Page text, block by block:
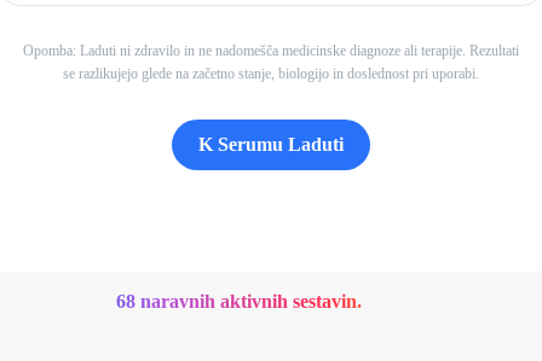
Opomba: Laduti ni zdravilo in ne nadomešča medicinske diagnoze ali terapije. Rezultati
se razlikujejo glede na začetno stanje, biologijo in doslednost pri uporabi.
K Serumu Laduti
68 naravnih aktivnih sestavin.